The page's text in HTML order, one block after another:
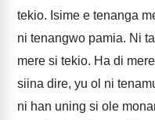
tekio. Isime e tenanga
ni tenangwo pamia. Ni
mere si tekio. Ha di
siina dire, yu ol ni
ni han uning si ole